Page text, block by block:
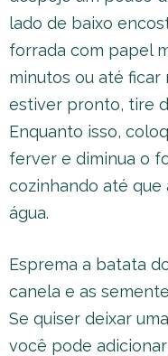
lado de baixo
forrada com papel
minutos ou até ficar
estiver pronto, tire
Enquanto isso,
ferver e diminua o
cozinhando até que
água.
Esprema a batata
canela e as
Se quiser deixar
você pode